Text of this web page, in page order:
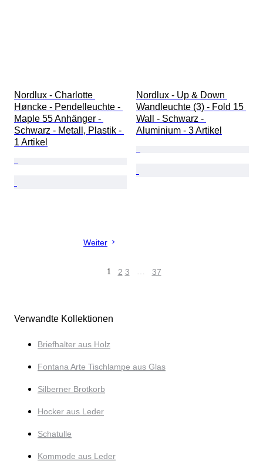
Nordlux - Charlotte
Høncke - Pendelleuchte -
Maple 55 Anhänger -
Schwarz - Metall, Plastik -
1 Artikel
Nordlux - Up & Down
Wandleuchte (3) - Fold 15
Wall - Schwarz -
Aluminium - 3 Artikel
Weiter
1 2 3 … 37
Verwandte Kollektionen
Briefhalter aus Holz
Fontana Arte Tischlampe aus Glas
Silberner Brotkorb
Hocker aus Leder
Schatulle
Kommode aus Leder